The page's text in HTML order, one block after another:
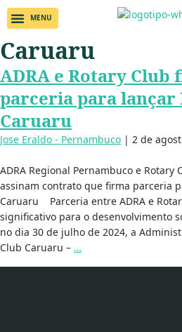
Caruaru
ADRA e Rotary Club
parceria para lançar
Caruaru
Jose Eraldo - Pernambuco | 2 de
ADRA Regional Pernambuco e Rotary
assinam contrato que firma parceria
Caruaru Parceria entre ADRA e
significativo para o desenvolvimento
no dia 30 de julho de 2024, a
Club Caruaru – …